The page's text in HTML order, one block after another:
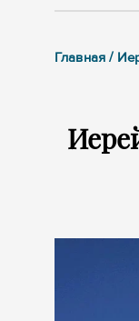
Главная /